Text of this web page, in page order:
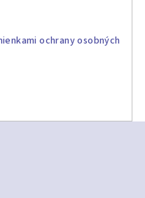
ochrany osobných